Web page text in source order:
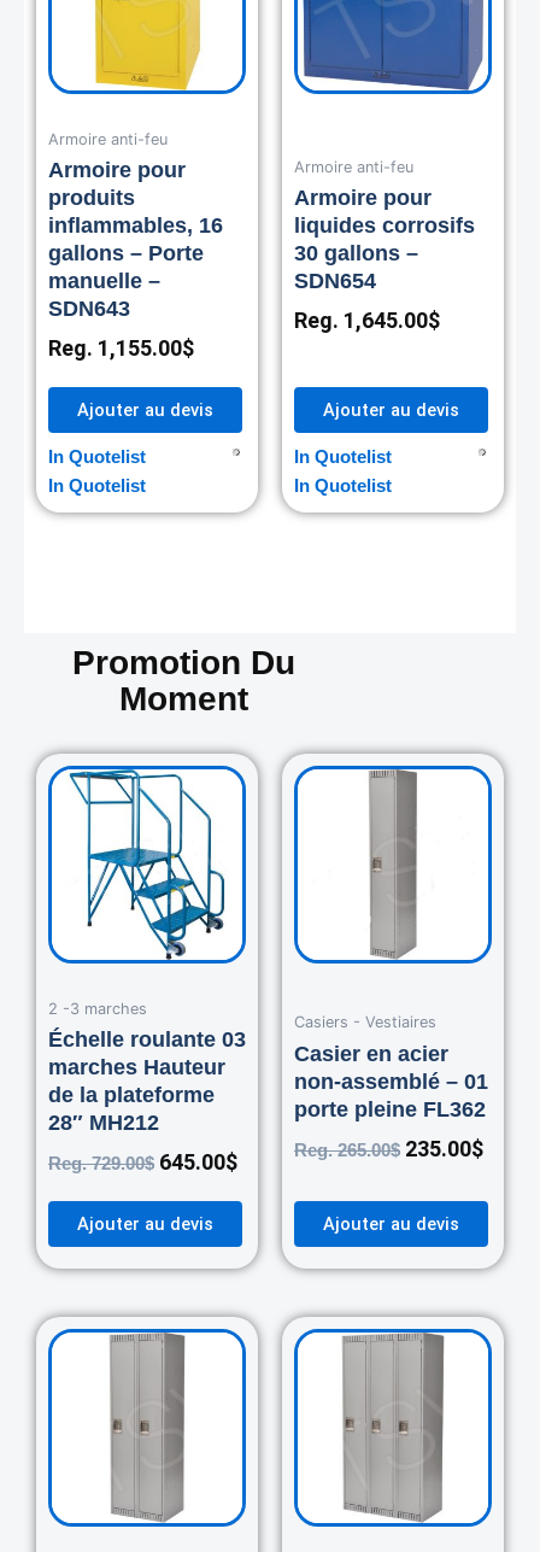
Armoire anti-feu
Armoire pour
produits
inflammables, 16
gallons – Porte
manuelle –
SDN643
Reg. 1,155.00$
Ajouter au devis
In Quotelist
In Quotelist
Armoire anti-feu
Armoire pour
liquides corrosifs
30 gallons –
SDN654
Reg. 1,645.00$
Ajouter au devis
In Quotelist
In Quotelist
Promotion Du
Moment
2 -3 marches
Échelle roulante 03
marches Hauteur
de la plateforme
28″ MH212
Reg.729.00$
Original
price
was:
729.00$.
645.00$
Current
price
Ajouter au devis
Casiers - Vestiaires
Casier en acier
non-assemblé – 01
porte pleine FL362
Reg.265.00$
Original
235.00$
price
Ajouter au devis
Original
price
Current
price
Original
price
670.00$.
price